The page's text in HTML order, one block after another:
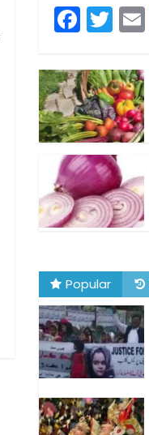
F
a
c
e
b
o
o
k
T
w
itt
er
Popular